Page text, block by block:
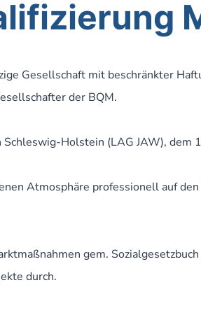
Gesellschaft mit beschränkter
der BQM.
Holstein (LAG JAW), dem
Atmosphäre professionell auf
gem.
durch.